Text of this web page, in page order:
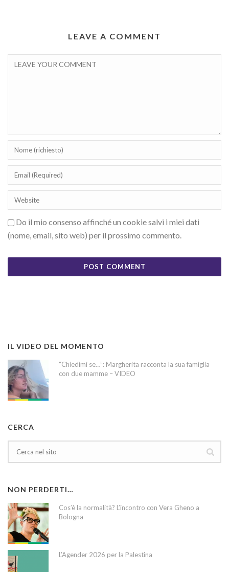
LEAVE A COMMENT
Do il mio consenso affinché un cookie salvi i miei dati
(nome, email, sito web) per il prossimo commento.
IL VIDEO DEL MOMENTO
“Chiedimi se…”: Margherita racconta la sua famiglia
con due mamme – VIDEO
CERCA
NON PERDERTI…
Cos’è la normalità? L’incontro con Vera Gheno a
Bologna
L’Agender 2026 per la Palestina